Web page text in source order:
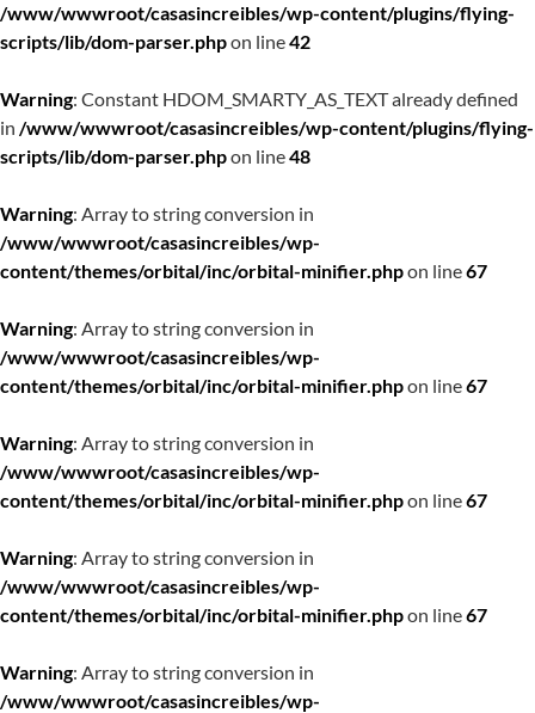
/www/wwwroot/casasincreibles/wp-content/plugins/flying-
scripts/lib/dom-parser.phpon line42
Warning: Constant HDOM_SMARTY_AS_TEXT already defined
in /www/wwwroot/casasincreibles/wp-content/plugins/flying-
scripts/lib/dom-parser.phpon line48
Warning: Array to string conversion in
/www/wwwroot/casasincreibles/wp-
content/themes/orbital/inc/orbital-minifier.phpon line67
Warning: Array to string conversion in
/www/wwwroot/casasincreibles/wp-
content/themes/orbital/inc/orbital-minifier.phpon line67
Warning: Array to string conversion in
/www/wwwroot/casasincreibles/wp-
content/themes/orbital/inc/orbital-minifier.phpon line67
Warning: Array to string conversion in
/www/wwwroot/casasincreibles/wp-
content/themes/orbital/inc/orbital-minifier.phpon line67
Warning: Array to string conversion in
/www/wwwroot/casasincreibles/wp-